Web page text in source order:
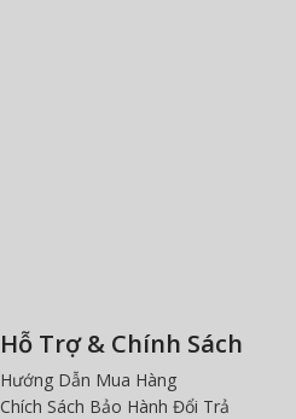
Hỗ Trợ & Chính Sách
Hướng Dẫn Mua Hàng
Chích Sách Bảo Hành Đổi Trả